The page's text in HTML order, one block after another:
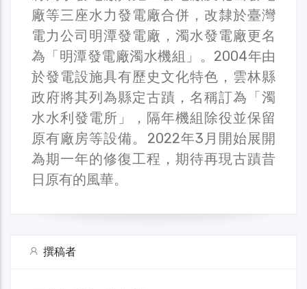
廠等三座水力發電廠合併，改隸於臺灣
電力公司明潭發電廠，濁水發電廠更名
為「明潭發電廠濁水機組」。2004年由
於發電設施具有歷史文化特色，雲林縣
政府將其列為縣定古蹟，名稱訂為「濁
水水利發電所」，隔年機組除役並保留
原有廠房等設備。2022年3月開始展開
為期一年的修復工程，期待再現古蹟昔
日原有的風華。
撰稿者